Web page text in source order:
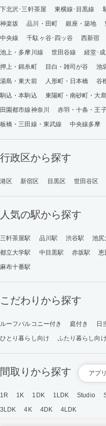
アプ
下北沢･三軒茶屋
東横線･目黒線
神楽坂
品川・田町 銀座・築地
中央線
千駄ヶ谷･四ッ谷 西新宿
池上・多摩川線
世田谷線 経堂･
押上・錦糸町
目白・雑司が谷 池
湯島・東大前
人形町・日本橋 谷
駒込・本駒込
東陽町・南砂町・大島
田園都市線神奈川
赤羽・十条・王
板橋・三田線・東武線
中央線多摩
行政区から探す
港区 新宿区 目黒区 世田谷区
人気の駅から探す
三軒茶屋駅 品川駅 渋谷駅 池尻
都立大学駅
中目黒駅 赤坂駅 恵
麻布十番駅
こだわりから探す
ルーフバルコニー付き 庭付き 日
ひとり暮らし向け
ふたり暮らし向け
間取りから探す
1R 1K 1DK 1LDK Studio
3LDK
4K 4DK 4LDK